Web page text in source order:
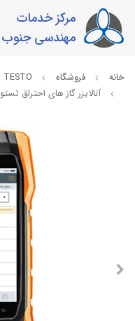
مرکز خدمات
مهندسی جنوب
خانه فروشگاه TESTO تستو
آنالایزر گاز های احتراق تستو 300 | testo 300 Flue gas analyzer